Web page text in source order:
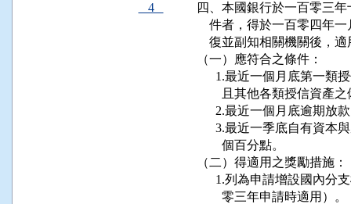
4
四、本國銀行於一百零三
件者，得於一百零四年
復並副知相關機關後，
（一）應符合之條件：
1.最近一個月底第一
且其他各類授信資
2.最近一個月底逾期
3.最近一季底自有資
        個百分點。
（二）得適用之獎勵措施：
1.列為申請增設國內
        零三年申請時適用）。